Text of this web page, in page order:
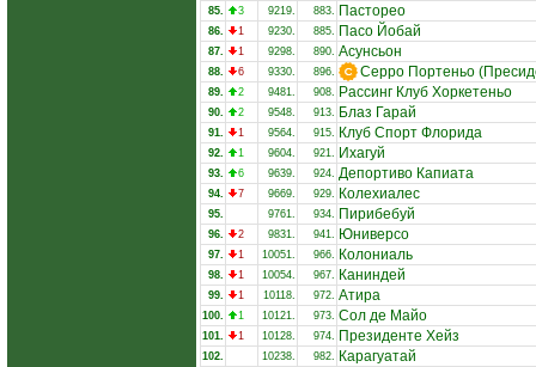
85. 3 9219. 883. Пасторео
86. 1 9230. 885. Пасо Йобай
87. 1 9298. 890. Асунсьон
88. 6 9330. 896. Серро Портеньо
89. 2 9481. 908. Рассинг Клуб Хоркетеньо
90. 2 9548. 913. Блаз Гарай
91. 1 9564. 915. Клуб Спорт Флорида
92. 1 9604. 921. Ихагуй
93. 6 9639. 924. Депортиво Капиата
94. 7 9669. 929. Колехиалес
95. 9761. 934. Пирибебуй
96. 2 9831. 941. Юниверсо
97. 1 10051. 966. Колониаль
98. 1 10054. 967. Каниндей
99. 1 10118. 972. Атира
100. 1 10121. 973. Сол де Майо
101. 1 10128. 974. Президенте Хейз
102. 10238. 982. Карагуатай